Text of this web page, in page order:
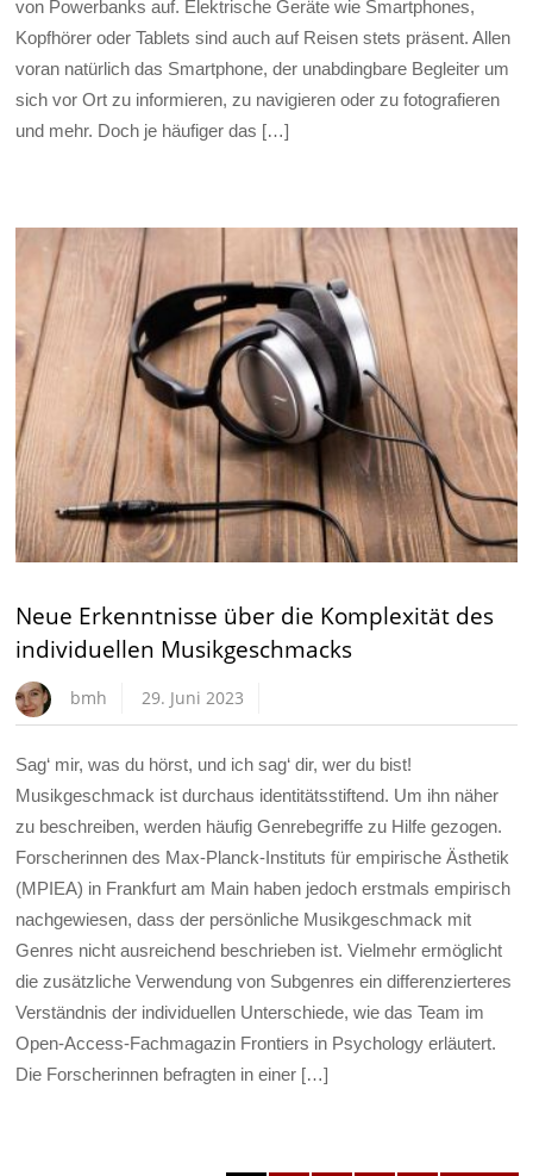
von Powerbanks auf. Elektrische Geräte wie Smartphones,
Kopfhörer oder Tablets sind auch auf Reisen stets präsent. Allen
voran natürlich das Smartphone, der unabdingbare Begleiter um
sich vor Ort zu informieren, zu navigieren oder zu fotografieren
und mehr. Doch je häufiger das […]
Neue Erkenntnisse über die Komplexität des
individuellen Musikgeschmacks
bmh 29. Juni 2023
Sag‘ mir, was du hörst, und ich sag‘ dir, wer du bist!
Musikgeschmack ist durchaus identitätsstiftend. Um ihn näher
zu beschreiben, werden häufig Genrebegriffe zu Hilfe gezogen.
Forscherinnen des Max-Planck-Instituts für empirische Ästhetik
(MPIEA) in Frankfurt am Main haben jedoch erstmals empirisch
nachgewiesen, dass der persönliche Musikgeschmack mit
Genres nicht ausreichend beschrieben ist. Vielmehr ermöglicht
die zusätzliche Verwendung von Subgenres ein differenzierteres
Verständnis der individuellen Unterschiede, wie das Team im
Open-Access-Fachmagazin Frontiers in Psychology erläutert.
Die Forscherinnen befragten in einer […]